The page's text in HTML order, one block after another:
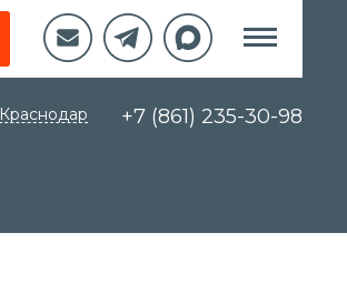
Краснодар +7 (861) 235-30-98